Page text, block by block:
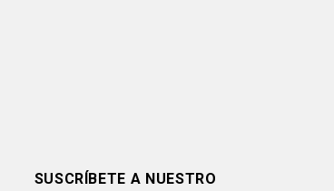
SUSCRÍBETE A NUESTRO